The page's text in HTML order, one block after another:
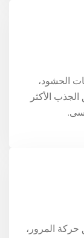
الحشود،
الأكثر
المرور،